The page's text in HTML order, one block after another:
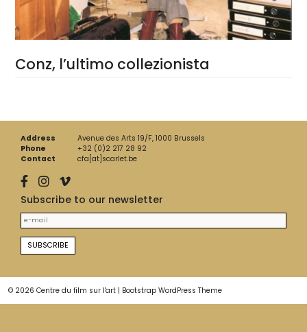
Conz, l’ultimo collezionista
Address
Avenue des Arts 19/F, 1000 Brussels
Phone
+32 (0)2 217 28 92
Contact
cfa[at]scarlet.be
Subscribe to our newsletter
© 2026 Centre du film sur l'art | Bootstrap WordPress Theme